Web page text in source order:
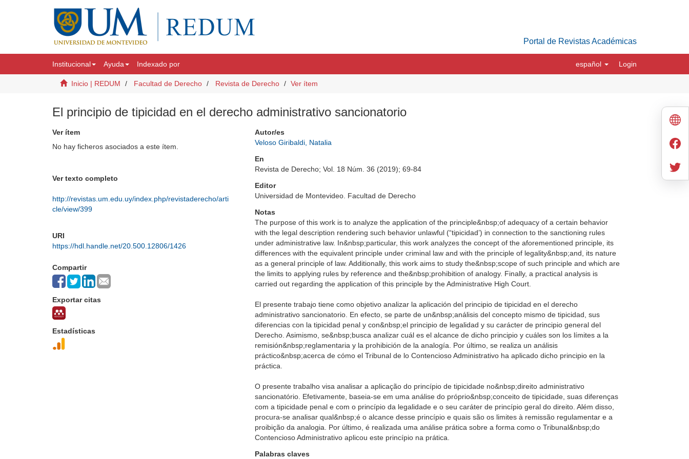
Portal de Revistas Académicas
Institucional Ayuda Indexado por español Login
Inicio | REDUM Facultad de Derecho Revista de Derecho Ver ítem
El principio de tipicidad en el derecho administrativo sancionatorio
Ver ítem
No hay ficheros asociados a este ítem.
Ver texto completo
http://revistas.um.edu.uy/index.php/revistaderecho/arti
cle/view/399
URI
https://hdl.handle.net/20.500.12806/1426
Compartir
Exportar citas
Estadísticas
Autor/es
Veloso Giribaldi, Natalia
En
Revista de Derecho; Vol. 18 Núm. 36 (2019); 69-84
Editor
Universidad de Montevideo. Facultad de Derecho
Notas
The purpose of this work is to analyze the application of the principle&nbsp;of adequacy of a certain behavior
with the legal description rendering such behavior unlawful (“tipicidad’) in connection to the sanctioning rules
under administrative law. In&nbsp;particular, this work analyzes the concept of the aforementioned principle, its
differences with the equivalent principle under criminal law and with the principle of legality&nbsp;and, its nature
as a general principle of law. Additionally, this work aims to study the&nbsp;scope of such principle and which are
the limits to applying rules by reference and the&nbsp;prohibition of analogy. Finally, a practical analysis is
carried out regarding the application of this principle by the Administrative High Court.
El presente trabajo tiene como objetivo analizar la aplicación del principio de tipicidad en el derecho
administrativo sancionatorio. En efecto, se parte de un&nbsp;análisis del concepto mismo de tipicidad, sus
diferencias con la tipicidad penal y con&nbsp;el principio de legalidad y su carácter de principio general del
Derecho. Asimismo, se&nbsp;busca analizar cuál es el alcance de dicho principio y cuáles son los límites a la
remisión&nbsp;reglamentaria y la prohibición de la analogía. Por último, se realiza un análisis
práctico&nbsp;acerca de cómo el Tribunal de lo Contencioso Administrativo ha aplicado dicho principio en la
práctica.
O presente trabalho visa analisar a aplicação do princípio de tipicidade no&nbsp;direito administrativo
sancionatório. Efetivamente, baseia-se em uma análise do próprio&nbsp;conceito de tipicidade, suas diferenças
com a tipicidade penal e com o princípio da legalidade e o seu caráter de princípio geral do direito. Além disso,
procura-se analisar qual&nbsp;é o alcance desse princípio e quais são os limites à remissão regulamentar e a
proibição da analogia. Por último, é realizada uma análise prática sobre a forma como o Tribunal&nbsp;do
Contencioso Administrativo aplicou este princípio na prática.
Palabras claves